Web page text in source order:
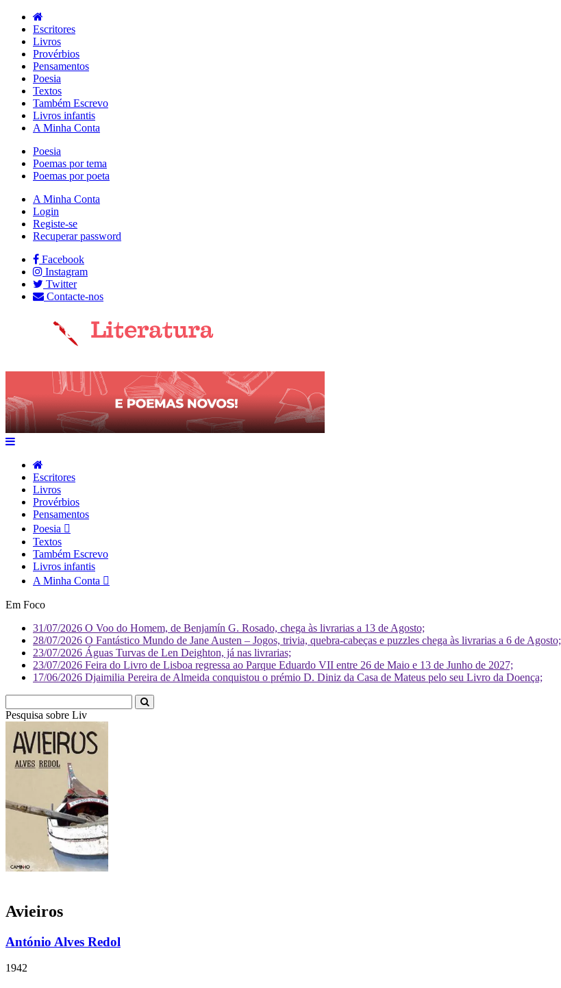
Escritores
Livros
Provérbios
Pensamentos
Poesia
Textos
Também Escrevo
Livros infantis
A Minha Conta
Poesia
Poemas por tema
Poemas por poeta
A Minha Conta
Login
Registe-se
Recuperar password
Facebook
Instagram
Twitter
Contacte-nos
Escritores
Livros
Provérbios
Pensamentos
Poesia
Textos
Também Escrevo
Livros infantis
A Minha Conta
Em Foco
31/07/2026 O Voo do Homem, de Benjamín G. Rosado, chega às livrarias a 13 de Agosto;
28/07/2026 O Fantástico Mundo de Jane Austen – Jogos, trivia, quebra-cabeças e puzzles chega às livrarias a 6 de Agosto;
23/07/2026 Águas Turvas de Len Deighton, já nas livrarias;
23/07/2026 Feira do Livro de Lisboa regressa ao Parque Eduardo VII entre 26 de Maio e 13 de Junho de 2027;
17/06/2026 Djaimilia Pereira de Almeida conquistou o prémio D. Diniz da Casa de Mateus pelo seu Livro da Doença;
Pesquisa sobre Literatura
Avieiros
António Alves Redol
1942